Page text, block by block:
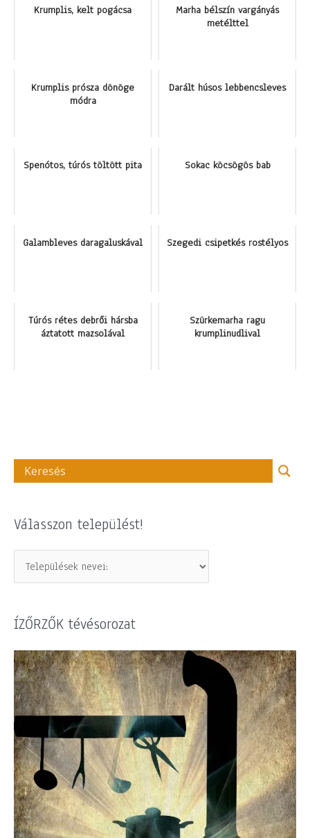
Krumplis, kelt pogácsa
Marha bélszín vargányás
metélttel
Krumplis prósza dönöge
módra
Darált húsos lebbencsleves
Spenótos, túrós töltött pita Sokac köcsögös bab
Galambleves daragaluskával Szegedi csipetkés rostélyos
Túrós rétes debrői hársba
áztatott mazsolával
Szürkemarha ragu
krumplinudlival
Válasszon települést!
ÍZŐRZŐK tévésorozat